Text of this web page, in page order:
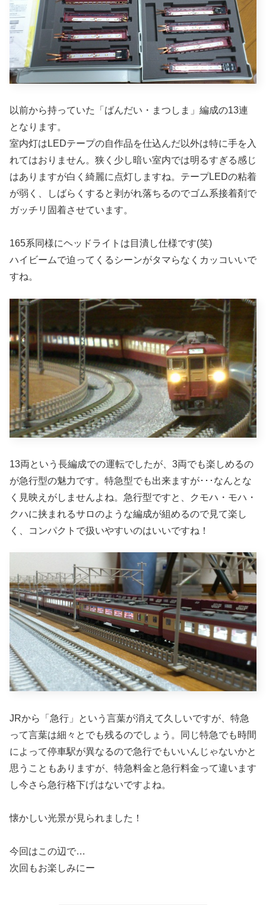
以前から持っていた「ばんだい・まつしま」編成の13連
となります。
室内灯はLEDテープの自作品を仕込んだ以外は特に手を入
れてはおりません。狭く少し暗い室内では明るすぎる感じ
はありますが白く綺麗に点灯しますね。テープLEDの粘着
が弱く、しばらくすると剥がれ落ちるのでゴム系接着剤で
ガッチリ固着させています。
165系同様にヘッドライトは目潰し仕様です(笑)
ハイビームで迫ってくるシーンがタマらなくカッコいいで
すね。
13両という長編成での運転でしたが、3両でも楽しめるの
が急行型の魅力です。特急型でも出来ますが･･･なんとな
く見映えがしませんよね。急行型ですと、クモハ・モハ・
クハに挟まれるサロのような編成が組めるので見て楽し
く、コンパクトで扱いやすいのはいいですね！
JRから「急行」という言葉が消えて久しいですが、特急
って言葉は細々とでも残るのでしょう。同じ特急でも時間
によって停車駅が異なるので急行でもいいんじゃないかと
思うこともありますが、特急料金と急行料金って違います
し今さら急行格下げはないですよね。
懐かしい光景が見られました！
今回はこの辺で…
次回もお楽しみにー